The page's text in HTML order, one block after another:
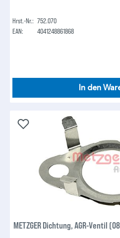
Hrst.-Nr.: 752.070
EAN:
4041248861868
In den
METZGER Dichtung, AGR-Ventil